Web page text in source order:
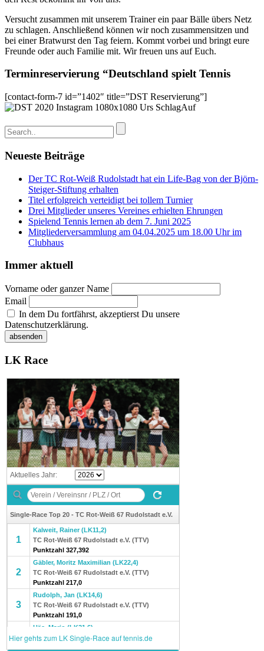
Versucht zusammen mit unserem Trainer ein paar Bälle übers Netz
zu schlagen. Anschließend können wir noch zusammensitzen und
bei einer Bratwurst den Tag feiern. Kommt vorbei und bringt eure
Freunde oder auch Familie mit. Wir freuen uns auf Euch.
Terminreservierung “Deutschland spielt Tennis
[contact-form-7 id=”1402″ title=”DST Reservierung”]
Neueste Beiträge
Der TC Rot-Weiß Rudolstadt hat ein Life-Bag von der Björn-
Steiger-Stiftung erhalten
Titel erfolgreich verteidigt bei tollem Turnier
Drei Mitglieder unseres Vereines erhielten Ehrungen
Spielend Tennis lernen ab dem 7. Juni 2025
Mitgliederversammlung am 04.04.2025 um 18.00 Uhr im
Clubhaus
Immer aktuell
Vorname oder ganzer Name
Email
In dem Du fortfährst, akzeptierst Du unsere
Datenschutzerklärung.
LK Race